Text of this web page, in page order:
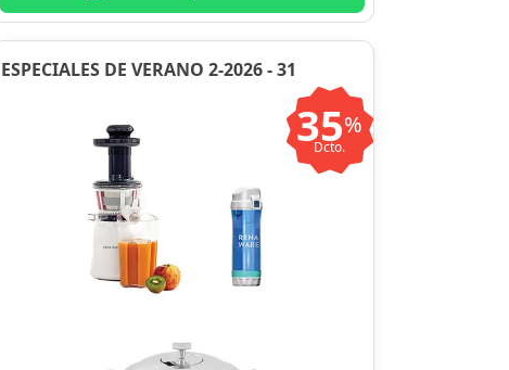
ESPECIALES DE VERANO 2-2026 - 31
35%
Dcto.